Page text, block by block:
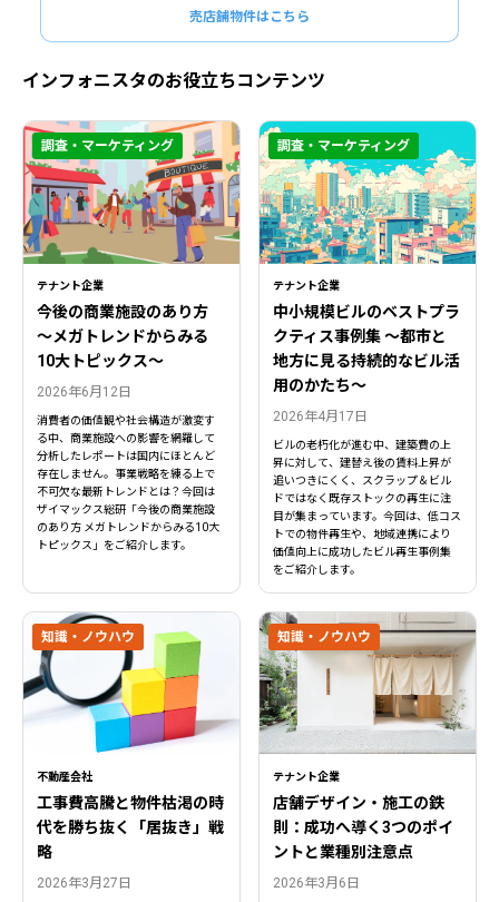
閉じる
閉じる
売店舗物件はこちら
インフォニスタのお役立ちコンテンツ
テナント企業
今後の商業施設のあり方
〜メガトレンドからみる
10大トピックス〜
2026年6月12日
消費者の価値観や社会構造が激変す
る中、商業施設への影響を網羅して
分析したレポートは国内にほとんど
存在しません。事業戦略を練る上で
不可欠な最新トレンドとは？今回は
ザイマックス総研「今後の商業施設
のあり方 メガトレンドからみる10大
トピックス」をご紹介します。
調査・マーケティング
テナント企業
中小規模ビルのベストプラ
クティス事例集 ～都市と
地方に見る持続的なビル活
用のかたち～
2026年4月17日
ビルの老朽化が進む中、建築費の上
昇に対して、建替え後の賃料上昇が
追いつきにくく、スクラップ＆ビル
ドではなく既存ストックの再生に注
目が集まっています。今回は、低コス
トでの物件再生や、地域連携により
価値向上に成功したビル再生事例集
をご紹介します。
調査・マーケティング
不動産会社
工事費高騰と物件枯渇の時
代を勝ち抜く「居抜き」戦
略
2026年3月27日
知識・ノウハウ
テナント企業
店舗デザイン・施工の鉄
則：成功へ導く3つのポイ
ントと業種別注意点
2026年3月6日
知識・ノウハウ